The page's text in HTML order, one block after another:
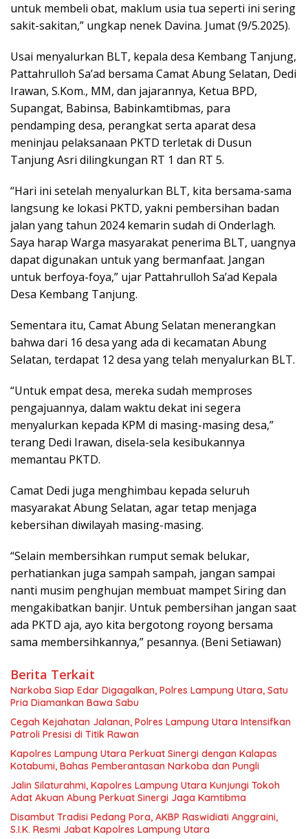
untuk membeli obat, maklum usia tua seperti ini sering
sakit-sakitan,” ungkap nenek Davina. Jumat (9/5.2025).
Usai menyalurkan BLT, kepala desa Kembang Tanjung,
Pattahrulloh Sa’ad bersama Camat Abung Selatan, Dedi
Irawan, S.Kom., MM, dan jajarannya, Ketua BPD,
Supangat, Babinsa, Babinkamtibmas, para
pendamping desa, perangkat serta aparat desa
meninjau pelaksanaan PKTD terletak di Dusun
Tanjung Asri dilingkungan RT 1 dan RT 5.
“Hari ini setelah menyalurkan BLT, kita bersama-sama
langsung ke lokasi PKTD, yakni pembersihan badan
jalan yang tahun 2024 kemarin sudah di Onderlagh.
Saya harap Warga masyarakat penerima BLT, uangnya
dapat digunakan untuk yang bermanfaat. Jangan
untuk berfoya-foya,” ujar Pattahrulloh Sa’ad Kepala
Desa Kembang Tanjung.
Sementara itu, Camat Abung Selatan menerangkan
bahwa dari 16 desa yang ada di kecamatan Abung
Selatan, terdapat 12 desa yang telah menyalurkan BLT.
“Untuk empat desa, mereka sudah memproses
pengajuannya, dalam waktu dekat ini segera
menyalurkan kepada KPM di masing-masing desa,”
terang Dedi Irawan, disela-sela kesibukannya
memantau PKTD.
Camat Dedi juga menghimbau kepada seluruh
masyarakat Abung Selatan, agar tetap menjaga
kebersihan diwilayah masing-masing.
“Selain membersihkan rumput semak belukar,
perhatiankan juga sampah sampah, jangan sampai
nanti musim penghujan membuat mampet Siring dan
mengakibatkan banjir. Untuk pembersihan jangan saat
ada PKTD aja, ayo kita bergotong royong bersama
sama membersihkannya,” pesannya. (Beni Setiawan)
Berita Terkait
Narkoba Siap Edar Digagalkan, Polres Lampung Utara, Satu
Pria Diamankan Bawa Sabu
Cegah Kejahatan Jalanan, Polres Lampung Utara Intensifkan
Patroli Presisi di Titik Rawan
Kapolres Lampung Utara Perkuat Sinergi dengan Kalapas
Kotabumi, Bahas Pemberantasan Narkoba dan Pungli
Jalin Silaturahmi, Kapolres Lampung Utara Kunjungi Tokoh
Adat Akuan Abung Perkuat Sinergi Jaga Kamtibma
Disambut Tradisi Pedang Pora, AKBP Raswidiati Anggraini,
S.I.K. Resmi Jabat Kapolres Lampung Utara